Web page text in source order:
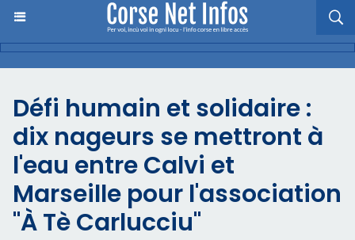
Défi humain et solidaire :
dix nageurs se mettront à
l'eau entre Calvi et
Marseille pour l'association
"À Tè Carlucciu"